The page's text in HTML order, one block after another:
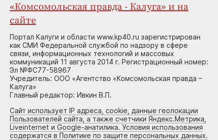
«Комсомольская правда - Калуга» и на
сайте
Портал Калуги и области www.kp40.ru зарегистрирован
как СМИ Федеральной службой по надзору в сфере
связи, информационных технологий и массовых
коммуникаций 11 августа 2014 г. Регистрационный номер:
Эл №ФС77-58967
Учредитель: ООО «Агентство «Комсомольская правда –
Калуга»
Главный редактор: Ивкин В.П.
Сайт использует IP адреса, cookie, данные геолокации
Пользователей сайта, а также счетчики Яндекс.Метрика,
Liveinternet и Google-анатилика. Условия использования
содержатся в Политике по защите персональных данных.